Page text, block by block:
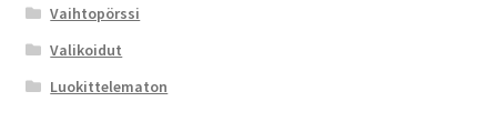
Vaihtopörssi
Valikoidut
Luokittelematon